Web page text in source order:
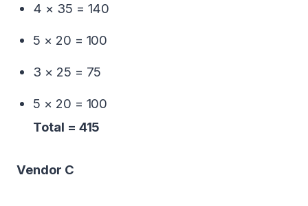
4 × 35 = 140
5 × 20 = 100
3 × 25 = 75
5 × 20 = 100
Total = 415
Vendor C